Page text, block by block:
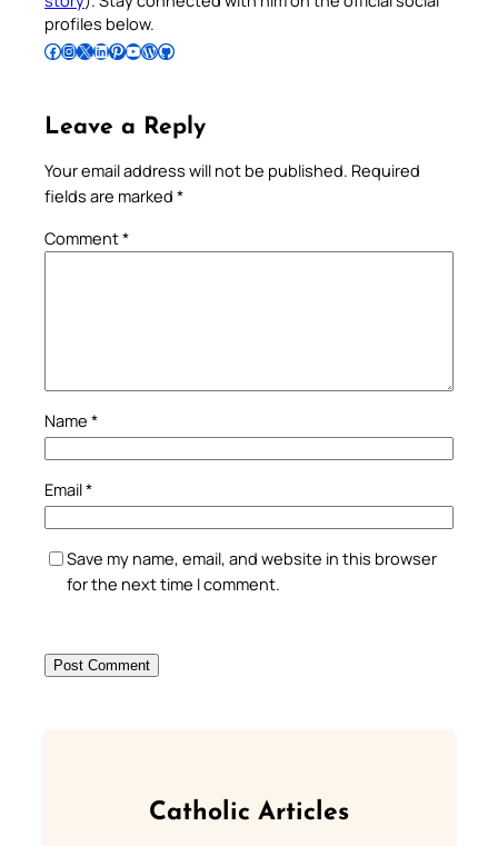
profiles below.
Follow Pradeep on Facebook Follow Pradeep on InstagramFollow Pradeep on X Follow Pradeep on LinkedIn Follow Pradeep on Pinterest Subscribe to Pradeep’s Youtube Channel Follow Pradeep on WordPress Follow Pradeep on GitHub
Leave a Reply
Your email address will not be published. Required
fields are marked *
Comment*
Name *
Email*
Save my name, email, and website in this browser
for the next time I comment.
Catholic Articles